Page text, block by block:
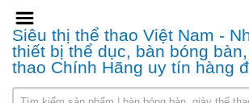
Siêu thị thể thao Việt Nam -
thiết bị thể dục, bàn bóng
thao Chính Hãng uy tín hàng